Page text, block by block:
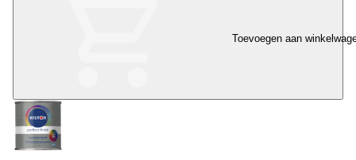
Toevoegen aan